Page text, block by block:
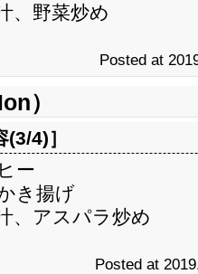
、野菜炒め
Posted at
）
(3/4)］
ー
き揚げ
、アスパラ炒め
Posted at